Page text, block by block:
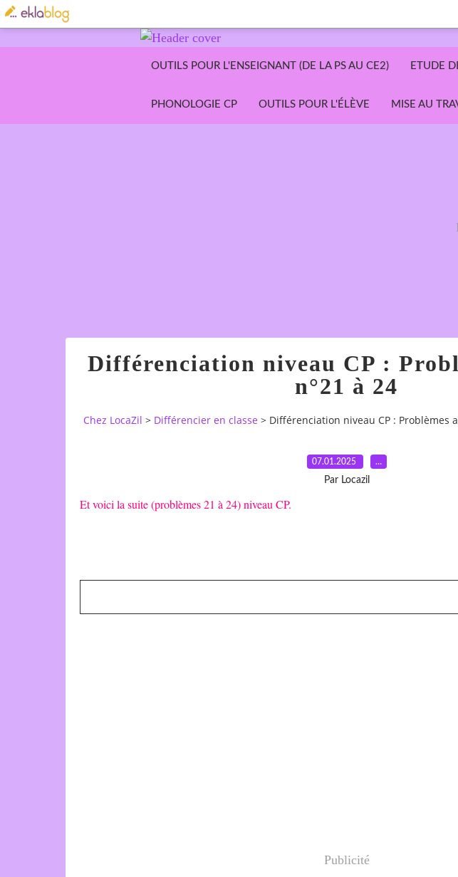
OUTILS POUR L'ENSEIGNANT (DE LA PS AU CE2) ETUDE
PHONOLOGIE CP OUTILS POUR L'ÉLÈVE MISE AU
Différenciation niveau CP :
n°21 à 24
Chez LocaZil > Différencier en classe > Différenciation niveau CP : Problèmes
07.01.2025 …
Par Locazil
Et voici la suite (problèmes 21 à 24) niveau CP.
Publicité